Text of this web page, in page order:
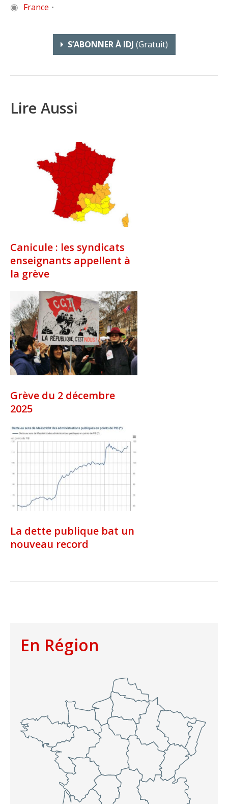
◉ France •
S’ABONNER À IDJ (gratuit)
Lire Aussi
Canicule : les syndicats
enseignants appellent à
la grève
Grève du 2 décembre
2025
La dette publique bat un
nouveau record
En Région